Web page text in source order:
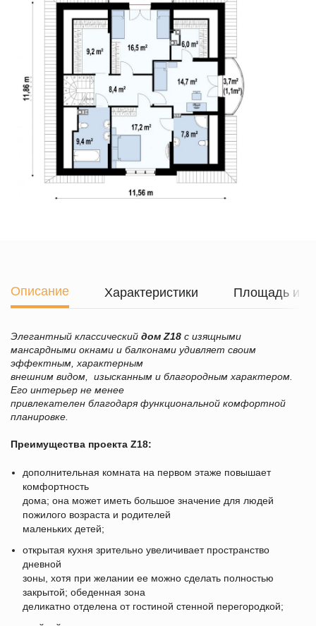
Описание Характеристики Площадь и
Элегантный классическийдом Z18с изящными
мансардными окнами и балконами удивляет своим
эффектным, характерным
внешним видом, изысканным и благородным характером.
Его интерьер не менее
привлекателен благодаря функциональной комфортной
планировке.
Преимущества проектаZ18:
дополнительная комната на первом этаже повышает
комфортность
дома; она может иметь большое значение для людей
пожилого возраста и родителей
маленьких детей;
открытая кухня зрительно увеличивает пространство
дневной
зоны, хотя при желании ее можно сделать полностью
закрытой; обеденная зона
деликатно отделена от гостиной стенной перегородкой;